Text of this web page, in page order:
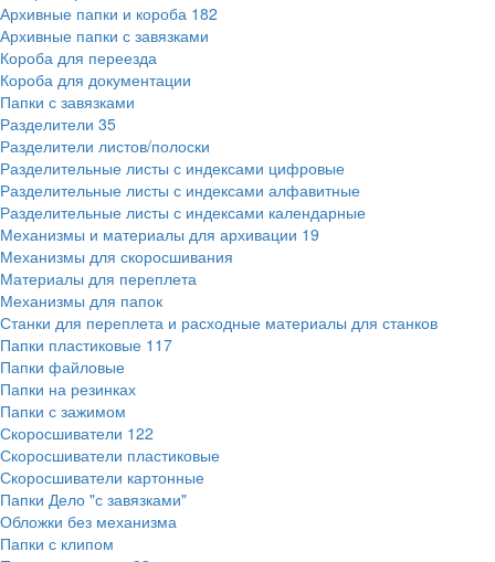
Архивные папки и короба 182
Архивные папки с завязками
Короба для переезда
Короба для документации
Папки с завязками
Разделители 35
Разделители листов/полоски
Разделительные листы с индексами цифровые
Разделительные листы с индексами алфавитные
Разделительные листы с индексами календарные
Механизмы и материалы для архивации 19
Механизмы для скоросшивания
Материалы для переплета
Механизмы для папок
Станки для переплета и расходные материалы для станков
Папки пластиковые 117
Папки файловые
Папки на резинках
Папки с зажимом
Скоросшиватели 122
Скоросшиватели пластиковые
Скоросшиватели картонные
Папки Дело "с завязками"
Обложки без механизма
Папки с клипом